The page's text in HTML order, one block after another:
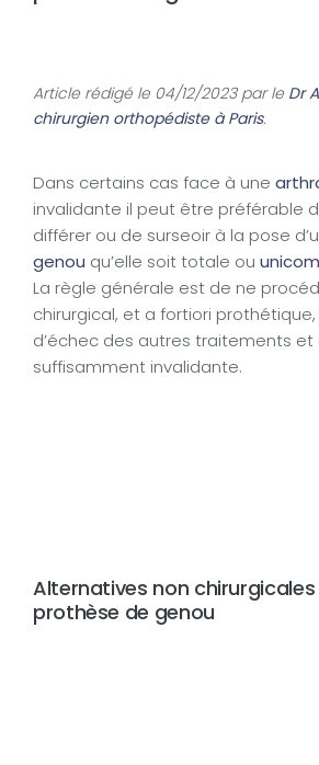
Article rédigé le 04/12/2023 par le Dr
chirurgien orthopédiste à Paris.
Dans certains cas face à une
invalidante il peut être préférable
différer ou de surseoir à la pose
genou qu’elle soit totale ou
La règle générale est de ne
chirurgical, et a fortiori prothétique,
d’échec des autres traitements
suffisamment invalidante.
Alternatives non
prothèse de genou